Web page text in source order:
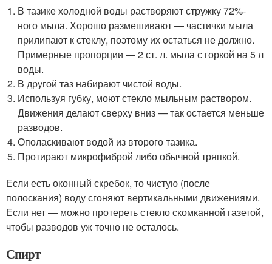
В тазике холодной воды растворяют стружку 72%-
ного мыла. Хорошо размешивают — частички мыла
прилипают к стеклу, поэтому их остаться не должно.
Примерные пропорции — 2 ст. л. мыла с горкой на 5 л
воды.
В другой таз набирают чистой воды.
Используя губку, моют стекло мыльным раствором.
Движения делают сверху вниз — так остается меньше
разводов.
Ополаскивают водой из второго тазика.
Протирают микрофиброй либо обычной тряпкой.
Если есть оконный скребок, то чистую (после
полоскания) воду сгоняют вертикальными движениями.
Если нет — можно протереть стекло скомканной газетой,
чтобы разводов уж точно не осталось.
Спирт